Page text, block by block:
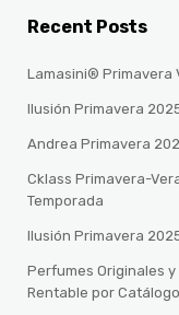
Recent Posts
Lamasini® Primavera
Ilusión Primavera
Andrea Primavera
Cklass Primavera-
Temporada
Ilusión Primavera
Perfumes Originales
Rentable por